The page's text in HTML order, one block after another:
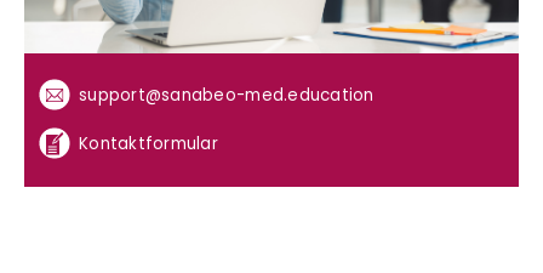
support@sanabeo-med.education
Kontaktformular